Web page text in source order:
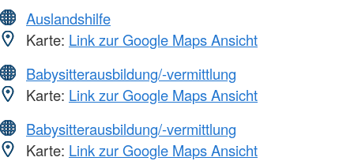
Auslandshilfe
Karte: Link zur Google Maps Ansicht
Babysitterausbildung/-vermittlung
Karte: Link zur Google Maps Ansicht
Babysitterausbildung/-vermittlung
Karte: Link zur Google Maps Ansicht